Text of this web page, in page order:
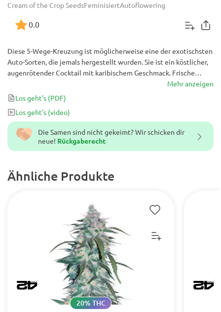
Cream of the Crop SeedsFeminisiertAutoflowering
0.0
Die Samen sind nicht gekeimt? Wir schicken dir
neue! Rückgaberecht
Ähnliche Produkte
20% THC
Diese 5-Wege-Kreuzung ist möglicherweise eine der exotischsten
Auto-Sorten, die jemals hergestellt wurden. Sie ist ein köstlicher,
augenrötender Cocktail mit karibischem Geschmack. Frische
Mango-, Papaya- und subtile Traubennoten mit einem Hauch von
süßer Grapefruit lassen Sie mehr von ihren reifen, saftigen
Knospen erwarten.
Mehr anzeigen
Los geht's (PDF)
Los geht's (video)